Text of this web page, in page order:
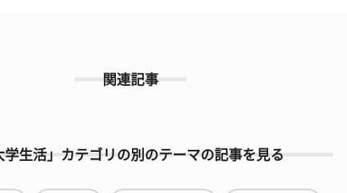
関連記事
学生活」カテゴリの別のテーマの記事を見る